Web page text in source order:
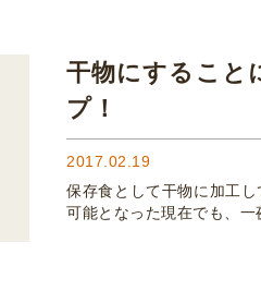
干物にすること
プ！
2017.02.19
保存食として干物に加工
可能となった現在でも、